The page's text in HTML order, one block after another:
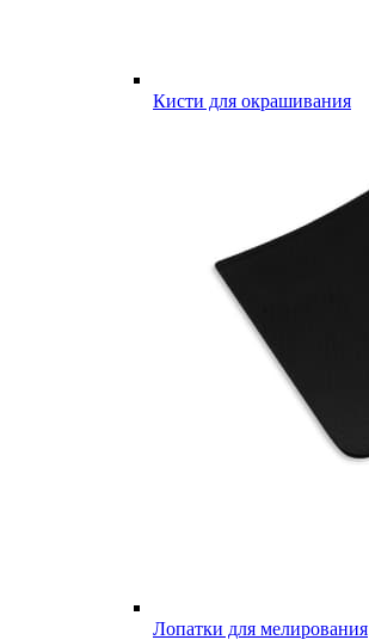
Кисти для окрашивания
Лопатки для мелирования